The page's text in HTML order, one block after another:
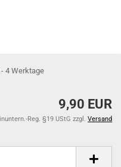
4 Werktage
9,90 EUR
Reg. §19 UStG zzgl. Versand